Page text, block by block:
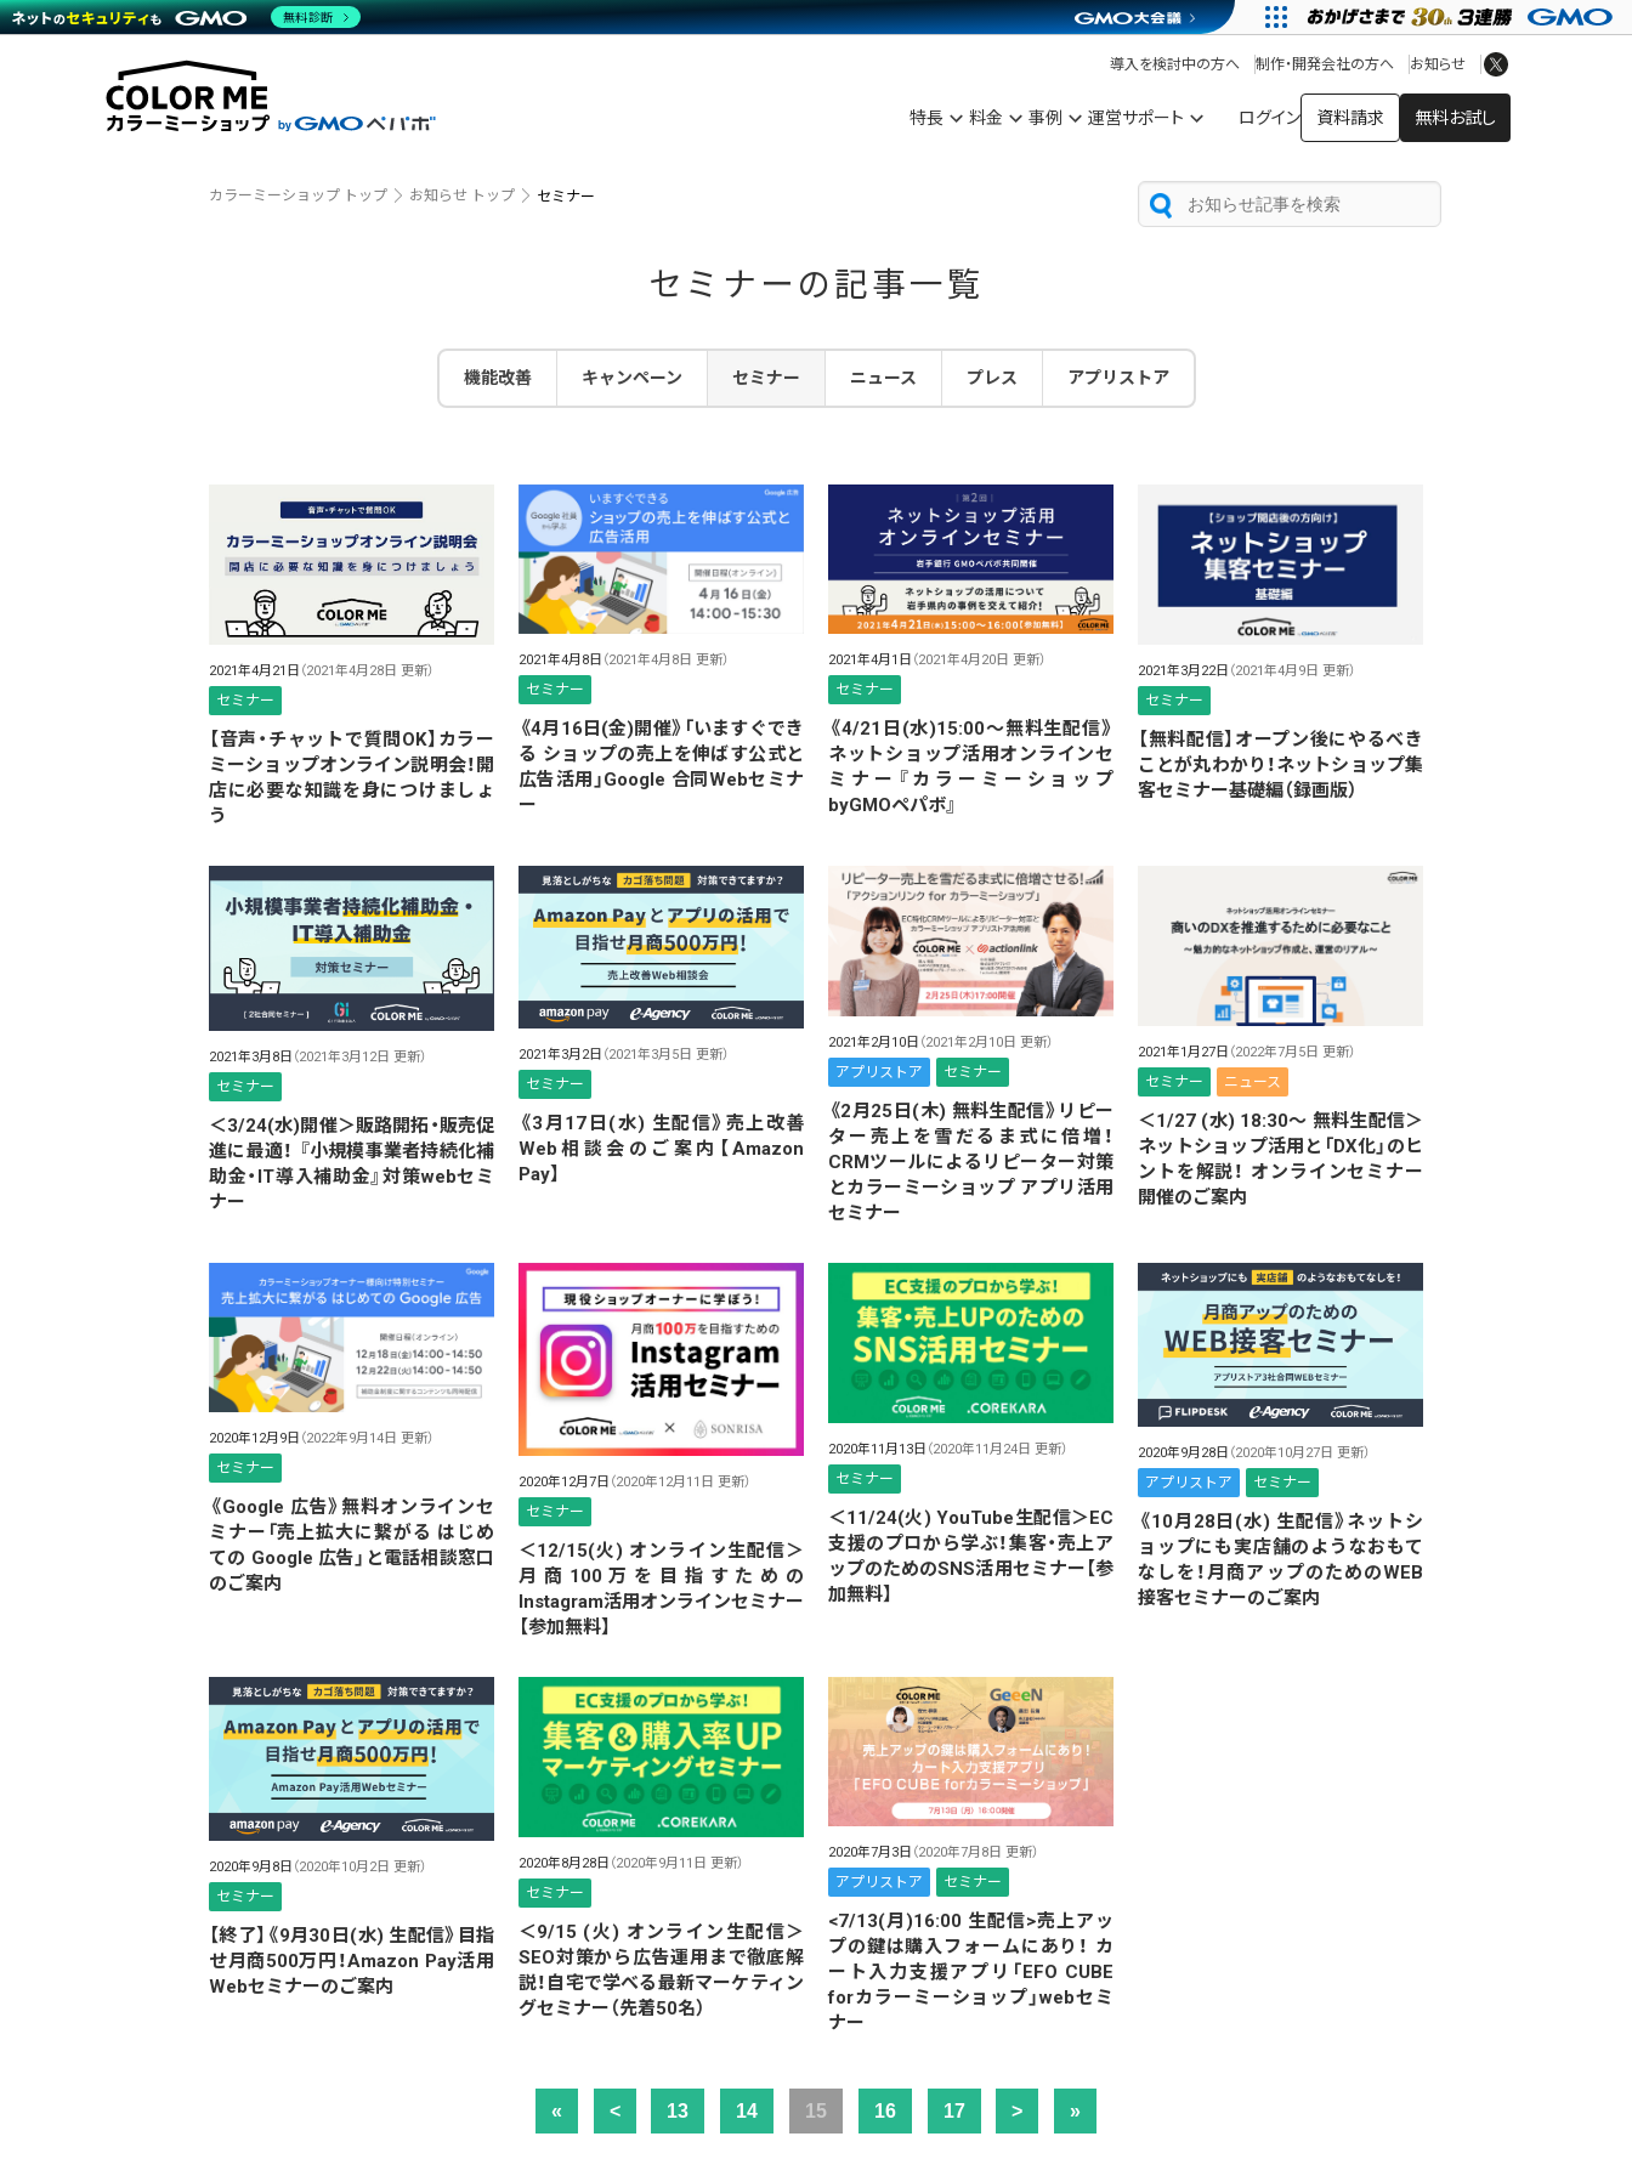
特長 料金 事例 運営サポート ログイン 資料請求 無料お試し
導入を検討中の方へ 制作・開発会社の方へ お知らせ
商材一覧を見る
機能一覧を見る
越境EC（海外販売）
売上につながる集客
顧客ロイヤリティを向上
複数店舗との連携
雑貨販売 アプリストア
料金
プラン・料金一覧を見る
料金シミュレーション
事例
運営サポート
サポート一覧を見る
開発・API連携代行
ヘルプを見る
ヘルプセンター
カラーミーショップ トップ お知らせ トップ セミナー
セミナーの記事一覧
機能改善 キャンペーン セミナー ニュース プレス アプリストア
2021年4月21日 （2021年4月28日 更新）
セミナー
【音声・チャットで質問OK】カラー
ミーショップオンライン説明会！開
店に必要な知識を身につけましょ
う
2021年4月8日 （2021年4月8日 更新）
セミナー
《4月16日(金)開催》「いますぐでき
る ショップの売上を伸ばす公式と
広告活用」Google 合同Webセミナ
ー
2021年4月1日 （2021年4月20日 更新）
セミナー
《4/21日(水)15:00～無料生配信》
ネットショップ活用オンラインセ
ミナー『カラーミーショップ
byGMOペパボ』
2021年3月22日 （2021年4月9日 更新）
セミナー
【無料配信】オープン後にやるべき
ことが丸わかり！ネットショップ集
客セミナー基礎編（録画版）
2021年3月8日 （2021年3月12日 更新）
セミナー
＜3/24(水)開催＞販路開拓・販売促
進に最適！ 『小規模事業者持続化補
助金・IT導入補助金』対策webセミ
ナー
2021年3月2日 （2021年3月5日 更新）
セミナー
《3月17日(水) 生配信》売上改善
Web相談会のご案内【Amazon
Pay】
2021年2月10日 （2021年2月10日 更新）
アプリストア セミナー
《2月25日(木) 無料生配信》リピー
ター売上を雪だるま式に倍増！
CRMツールによるリピーター対策
とカラーミーショップ アプリ活用
セミナー
2021年1月27日 （2022年7月5日 更新）
セミナー ニュース
＜1/27 (水) 18:30～ 無料生配信＞
ネットショップ活用と「DX化」のヒ
ントを解説！ オンラインセミナー
開催のご案内
2020年12月9日 （2022年9月14日 更新）
セミナー
《Google 広告》無料オンラインセ
ミナー「売上拡大に繋がる はじめ
ての Google 広告」と電話相談窓口
のご案内
2020年12月7日 （2020年12月11日 更新）
セミナー
＜12/15(火) オンライン生配信＞
月商100万を目指すための
Instagram活用オンラインセミナー
【参加無料】
2020年11月13日 （2020年11月24日 更新）
セミナー
＜11/24(火) YouTube生配信＞EC
支援のプロから学ぶ！集客・売上ア
ップのためのSNS活用セミナー【参
加無料】
2020年9月28日 （2020年10月27日 更新）
アプリストア セミナー
《10月28日(水) 生配信》ネットシ
ョップにも実店舗のようなおもて
なしを！月商アップのためのWEB
接客セミナーのご案内
2020年9月8日 （2020年10月2日 更新）
セミナー
【終了】《9月30日(水) 生配信》目指
せ月商500万円！Amazon Pay活用
Webセミナーのご案内
2020年8月28日 （2020年9月11日 更新）
セミナー
＜9/15 (火) オンライン生配信＞
SEO対策から広告運用まで徹底解
説！自宅で学べる最新マーケティン
グセミナー（先着50名）
2020年7月3日 （2020年7月8日 更新）
アプリストア セミナー
<7/13(月)16:00 生配信>売上アッ
プの鍵は購入フォームにあり！ カ
ート入力支援アプリ「EFO CUBE
forカラーミーショップ」webセミ
ナー
« < 13 14 15 16 17 > »
無料診断